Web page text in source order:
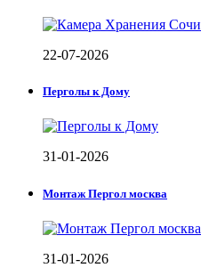
22-07-2026
Перголы к Дому
31-01-2026
Монтаж Пергол москва
31-01-2026